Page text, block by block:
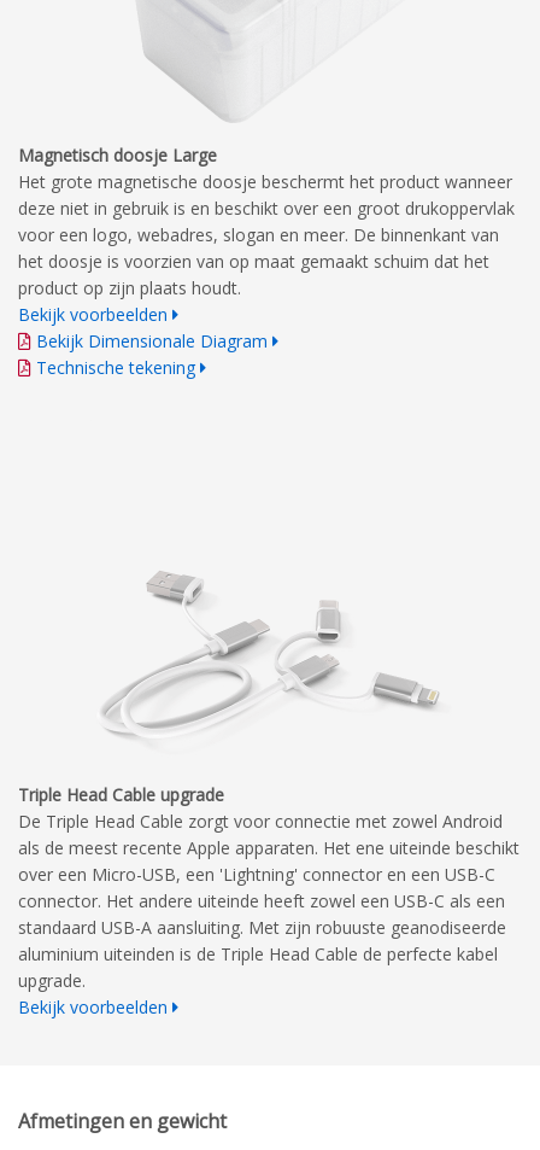
Magnetisch doosje Large
Het grote magnetische doosje beschermt het product wanneer
deze niet in gebruik is en beschikt over een groot drukoppervlak
voor een logo, webadres, slogan en meer. De binnenkant van
het doosje is voorzien van op maat gemaakt schuim dat het
product op zijn plaats houdt.
Bekijk voorbeelden
Bekijk Dimensionale Diagram
Technische tekening
Triple Head Cable upgrade
De Triple Head Cable zorgt voor connectie met zowel Android
als de meest recente Apple apparaten. Het ene uiteinde beschikt
over een Micro-USB, een 'Lightning' connector en een USB-C
connector. Het andere uiteinde heeft zowel een USB-C als een
standaard USB-A aansluiting. Met zijn robuuste geanodiseerde
aluminium uiteinden is de Triple Head Cable de perfecte kabel
upgrade.
Bekijk voorbeelden
Afmetingen en gewicht